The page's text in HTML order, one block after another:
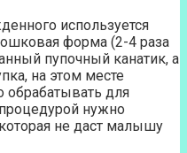
используется
форма (2-4 раза
пупочный канатик, а
на этом месте
обрабатывать для
нужно
не даст малышу